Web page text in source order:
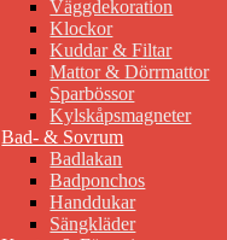
Väggdekoration
Klockor
Kuddar & Filtar
Mattor & Dörrmattor
Sparbössor
Kylskåpsmagneter
Bad- & Sovrum
Badlakan
Badponchos
Handdukar
Sängkläder